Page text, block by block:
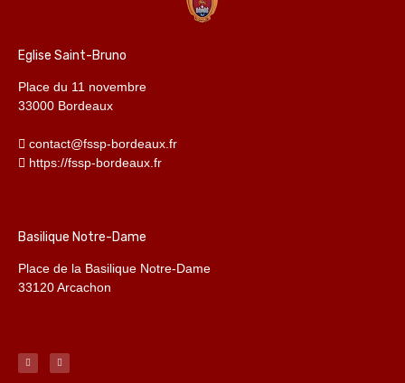
Eglise Saint-Bruno
Place du 11 novembre
33000 Bordeaux
contact@fssp-bordeaux.fr
https://fssp-bordeaux.fr
Basilique Notre-Dame
Place de la Basilique Notre-Dame
33120 Arcachon